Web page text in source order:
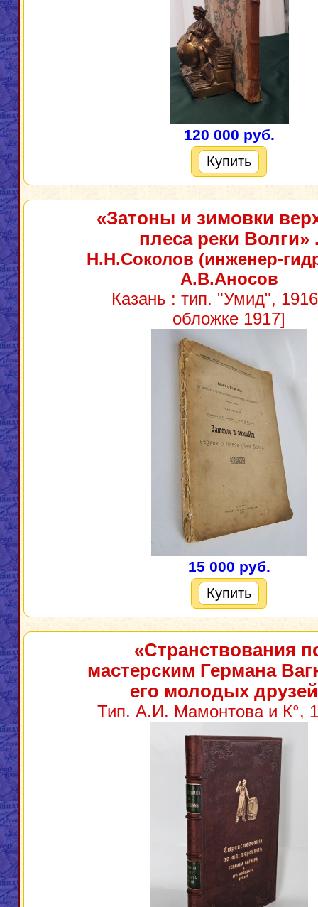
120 000 руб.
Купить
«Затоны и зимовки
плеса реки Волги»
Н.Н.Соколов (инженер-
А.В.Аносов
Казань : тип. "Умид",
обложке 1917]
15 000 руб.
Купить
«Странствования
мастерским Германа
его молодых
Тип. А.И. Мамонтова и К°,